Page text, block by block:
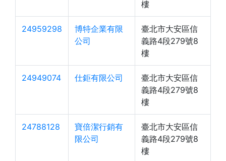
樓
24959298
博特企業有限
公司
臺北市大安區信
義路4段279號8
樓
24949074 仕鉅有限公司
臺北市大安區信
義路4段279號8
樓
24788128
寶倍潔行銷有
限公司
臺北市大安區信
義路4段279號8
樓